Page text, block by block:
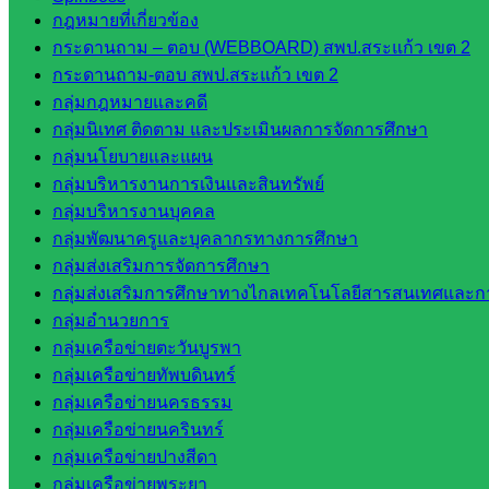
กฎหมายที่เกี่ยวข้อง
กระดานถาม – ตอบ (WEBBOARD) สพป.สระแก้ว เขต 2
กระดานถาม-ตอบ สพป.สระแก้ว เขต 2
กลุ่มกฎหมายและคดี
กลุ่มนิเทศ ติดตาม และประเมินผลการจัดการศึกษา
กลุ่มนโยบายและแผน
กลุ่มบริหารงานการเงินและสินทรัพย์
กลุ่มบริหารงานบุคคล
กลุ่มพัฒนาครูและบุคลากรทางการศึกษา
กลุ่มส่งเสริมการจัดการศึกษา
กลุ่มส่งเสริมการศึกษาทางไกลเทคโนโลยีสารสนเทศและ
กลุ่มอำนวยการ
กลุ่มเครือข่ายตะวันบูรพา
กลุ่มเครือข่ายทัพบดินทร์
กลุ่มเครือข่ายนครธรรม
กลุ่มเครือข่ายนครินทร์
กลุ่มเครือข่ายปางสีดา
กลุ่มเครือข่ายพระยา
กลุ่มบริหารงานงานเงินและสินทรัพย์
กลุ่มนโยบายและแผน
กลุ่มส่งเสริมการจัดการศึกษา
กลุ่มบริหารงานบุคคล
กลุ่มพัฒนาครูและบุคลากรฯ
กลุ่มนิเทศติดตามและประเมินผลฯ
::: ©2021 sakarea2.go.th. All rights reserved. Design By SK2 ICT
สอบถามได้นะคะ
Line
Tel 037-232263: